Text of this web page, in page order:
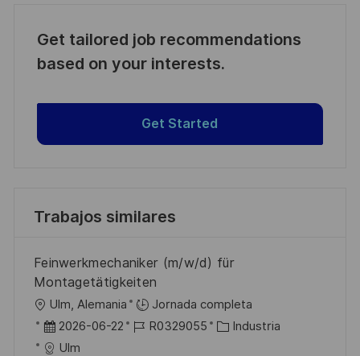
Get tailored job recommendations
based on your interests.
Get Started
Trabajos similares
Feinwerkmechaniker (m/w/d) für
Montagetätigkeiten
U
b
Ulm, Alemania
Jornada completa
F
e
2026-06-22
I
R0329055
C Industria
Ulm